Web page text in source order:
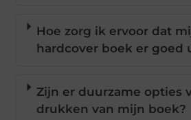
Hoe zorg ik ervoor dat
hardcover boek er goed
Zijn er duurzame opties
drukken van mijn boek?